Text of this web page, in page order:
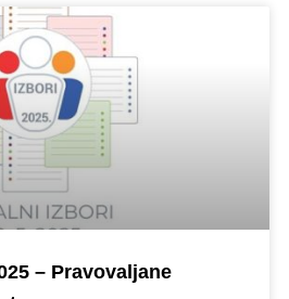
– Pravovaljane